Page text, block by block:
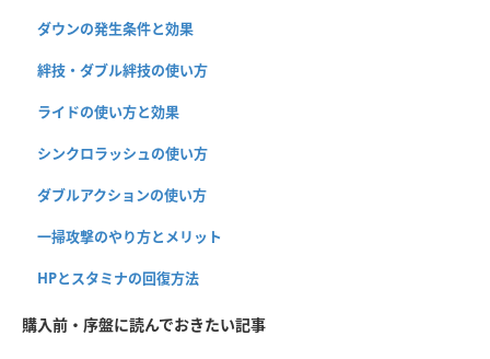
ダウンの発生条件と効果
絆技・ダブル絆技の使い方
ライドの使い方と効果
シンクロラッシュの使い方
ダブルアクションの使い方
一掃攻撃のやり方とメリット
HPとスタミナの回復方法
購入前・序盤に読んでおきたい記事